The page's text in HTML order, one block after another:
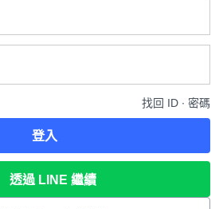
找回 ID ∙ 密碼
登入
透過 LINE 繼續